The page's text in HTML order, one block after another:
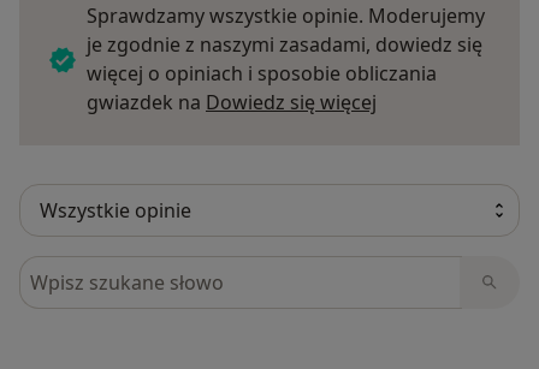
Sprawdzamy wszystkie opinie. Moderujemy
je zgodnie z naszymi zasadami, dowiedz się
więcej o opiniach i sposobie obliczania
gwiazdek na Dowiedz się więcej
Szukaj w opiniach